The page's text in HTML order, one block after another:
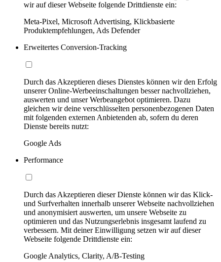
wir auf dieser Webseite folgende Drittdienste ein:
Meta-Pixel, Microsoft Advertising, Klickbasierte
Produktempfehlungen, Ads Defender
Erweitertes Conversion-Tracking
Durch das Akzeptieren dieses Dienstes können wir den Erfolg
unserer Online-Werbeeinschaltungen besser nachvollziehen,
auswerten und unser Werbeangebot optimieren. Dazu
gleichen wir deine verschlüsselten personenbezogenen Daten
mit folgenden externen Anbietenden ab, sofern du deren
Dienste bereits nutzt:
Google Ads
Performance
Durch das Akzeptieren dieser Dienste können wir das Klick-
und Surfverhalten innerhalb unserer Webseite nachvollziehen
und anonymisiert auswerten, um unsere Webseite zu
optimieren und das Nutzungserlebnis insgesamt laufend zu
verbessern. Mit deiner Einwilligung setzen wir auf dieser
Webseite folgende Drittdienste ein:
Google Analytics, Clarity, A/B-Testing